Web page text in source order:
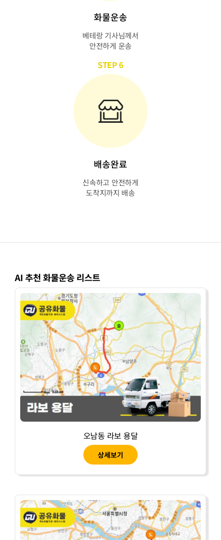
화물운송
베테랑 기사님께서
안전하게 운송
STEP 6
배송완료
신속하고 안전하게
도착지까지 배송
AI 추천 화물운송 리스트
오남동 라보 용달
상세보기